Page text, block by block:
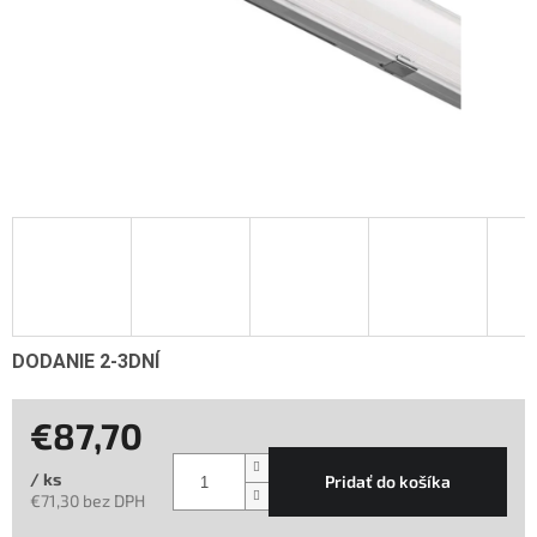
DODANIE 2-3DNÍ
€87,70
/ ks
€71,30 bez DPH
Pridať do košíka